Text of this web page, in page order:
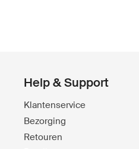
Help & Support
Klantenservice
Bezorging
Retouren